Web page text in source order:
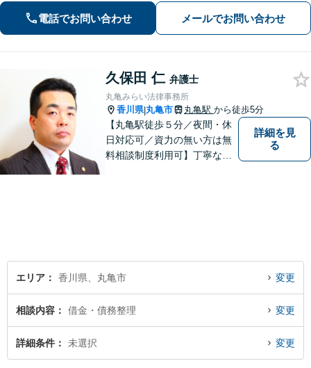
対応。丁寧な説明とヒアリングで、問
題解決に尽力します。
電話でお問い合わせ メールでお問い合わせ
久保田 仁 弁護士
丸亀みらい法律事務所
香川県|丸亀市 丸亀駅 から徒歩5分
【丸亀駅徒歩５分／夜間・休
日対応可／資力の無い方は無
料相談制度利用可】丁寧な対
詳細を見
る
エリア 香川県、丸亀市 変更
相談内容 借金・債務整理 変更
詳細条件 未選択 変更